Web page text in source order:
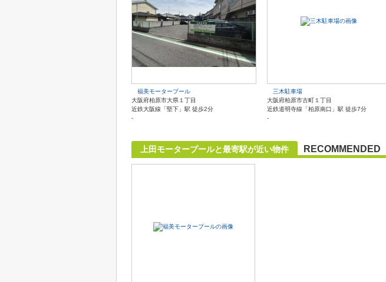
福美モータープール
大阪府柏原市大県１丁目
近鉄大阪線「堅下」駅 徒歩2分
-
三木駐車場
大阪府柏原市古町１丁目
近鉄道明寺線「柏原南口」駅 徒歩7分
-
上田モータープールと最寄駅が近い物件 RECOMMENDED